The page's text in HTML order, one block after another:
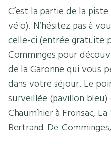
C’est la partie de la
vélo). N’hésitez pas à
celle-ci (entrée gratuite
Comminges pour
de la Garonne qui vous
dans votre séjour. Le
surveillée (pavillon bleu)
Chaum’hier à Fronsac,
Bertrand-De-